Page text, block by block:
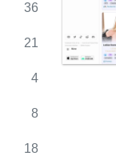
36
21
4
8
18